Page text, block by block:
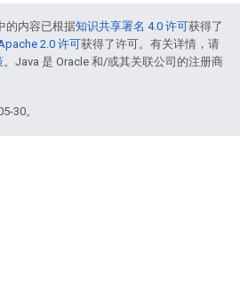
的内容已根据知识共享署名 4.0 许可获得了
2.0 许可获得了许可。有关详情，请
。Java 是 Oracle 和/或其关联公司的注册商
30。